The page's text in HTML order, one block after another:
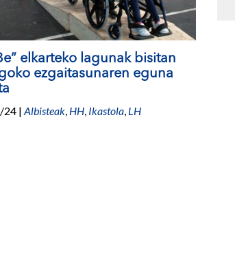
elkarteko lagunak bisitan
ezgaitasunaren eguna
24 |Albisteak HH Ikastola LH